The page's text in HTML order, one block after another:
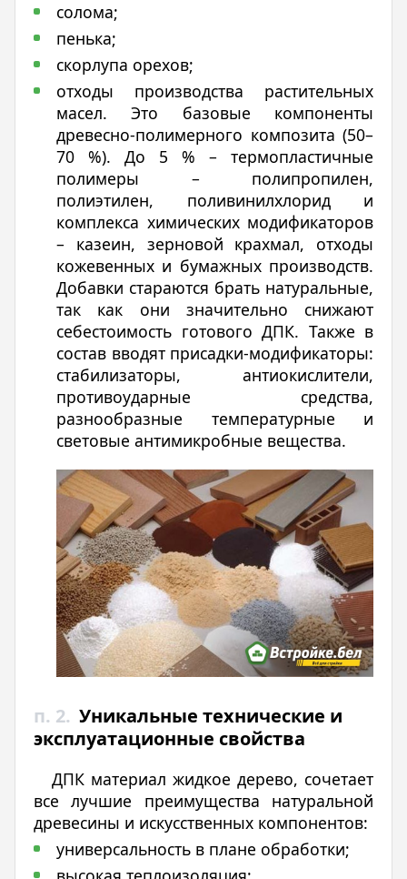
солома;
пенька;
скорлупа орехов;
отходы производства растительных
масел. Это базовые компоненты
древесно-полимерного композита (50–
70 %). До 5 % – термопластичные
полимеры – полипропилен,
полиэтилен, поливинилхлорид и
комплекса химических модификаторов
– казеин, зерновой крахмал, отходы
кожевенных и бумажных производств.
Добавки стараются брать натуральные,
так как они значительно снижают
себестоимость готового ДПК. Также в
состав вводят присадки-модификаторы:
стабилизаторы, антиокислители,
противоударные средства,
разнообразные температурные и
световые антимикробные вещества.
п. 2. Уникальные технические и
эксплуатационные свойства
ДПК материал жидкое дерево, сочетает
все лучшие преимущества натуральной
древесины и искусственных компонентов:
универсальность в плане обработки;